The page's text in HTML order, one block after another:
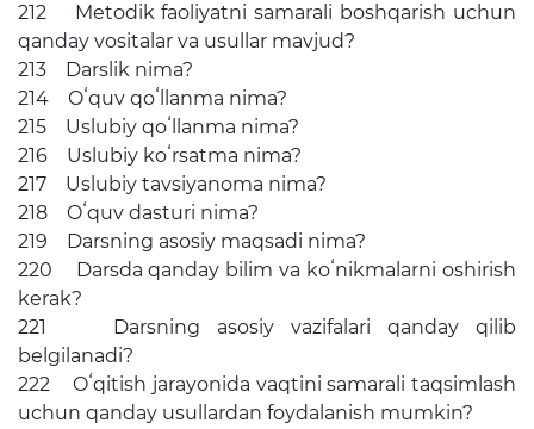
212 Metodik faoliyatni samarali boshqarish uchun
qanday vositalar va usullar mavjud?
213 Darslik nima?
214 Oʻquv qoʻllanma nima?
215 Uslubiy qoʻllanma nima?
216 Uslubiy koʻrsatma nima?
217 Uslubiy tavsiyanoma nima?
218 Oʻquv dasturi nima?
219 Darsning asosiy maqsadi nima?
220 Darsda qanday bilim va koʻnikmalarni oshirish
kerak?
221 Darsning asosiy vazifalari qanday qilib
belgilanadi?
222 Oʻqitish jarayonida vaqtini samarali taqsimlash
uchun qanday usullardan foydalanish mumkin?